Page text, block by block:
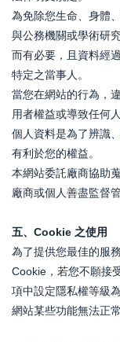
為免除您生命、身體
與公務機關或學術研
而有必要，且資料經
特定之當事人。
當您在網站的行為，
用者權益或導致任何
個人資料是為了辨識
有利於您的權益。
本網站委託廠商協助
廠商或個人善盡監督
五、Cookie 之使用
為了提供您最佳的服
Cookie，若您不願接
項中設定隱私權等級
網站某些功能無法正常